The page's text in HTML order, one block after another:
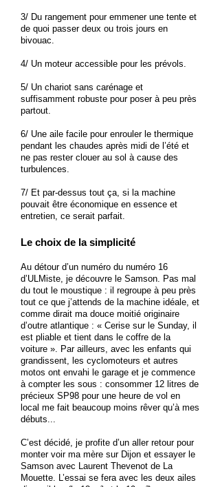
3/ Du rangement pour emmener une tente et
de quoi passer deux ou trois jours en
bivouac.
4/ Un moteur accessible pour les prévols.
5/ Un chariot sans carénage et
suffisamment robuste pour poser à peu près
partout.
6/ Une aile facile pour enrouler le thermique
pendant les chaudes après midi de l’été et
ne pas rester clouer au sol à cause des
turbulences.
7/ Et par-dessus tout ça, si la machine
pouvait être économique en essence et
entretien, ce serait parfait.
Le choix de la simplicité
Au détour d’un numéro du numéro 16
d’ULMiste, je découvre le Samson. Pas mal
du tout le moustique : il regroupe à peu près
tout ce que j’attends de la machine idéale, et
comme dirait ma douce moitié originaire
d’outre atlantique : « Cerise sur le Sunday, il
est pliable et tient dans le coffre de la
voiture ». Par ailleurs, avec les enfants qui
grandissent, les cyclomoteurs et autres
motos ont envahi le garage et je commence
à compter les sous : consommer 12 litres de
précieux SP98 pour une heure de vol en
local me fait beaucoup moins rêver qu’à mes
débuts...
C’est décidé, je profite d’un aller retour pour
monter voir ma mère sur Dijon et essayer le
Samson avec Laurent Thevenot de La
Mouette. L’essai se fera avec les deux ailes